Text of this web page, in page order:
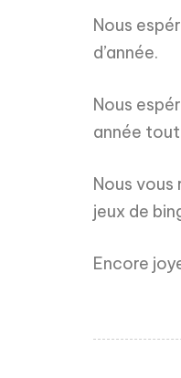
Nous
d’année.
Nous
année
Nous
jeux de
Encore